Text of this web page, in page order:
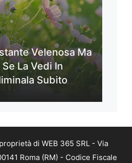
Velenosa Ma
La Vedi In
Subito
di WEB 365 SRL - Via
Roma (RM) - Codice Fiscale